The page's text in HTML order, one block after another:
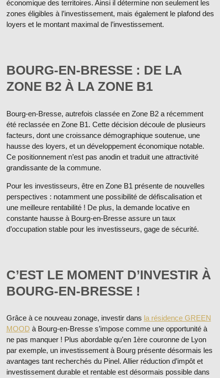
économique des territoires. Ainsi il détermine non seulement les
zones éligibles à l’investissement, mais également le plafond des
loyers et le montant maximal de l’investissement.
BOURG-EN-BRESSE : DE LA
ZONE B2 À LA ZONE B1
Bourg-en-Bresse, autrefois classée en Zone B2 a récemment
été reclassée en Zone B1. Cette décision découle de plusieurs
facteurs, dont une croissance démographique soutenue, une
hausse des loyers, et un développement économique notable.
Ce positionnement n’est pas anodin et traduit une attractivité
grandissante de la commune.
Pour les investisseurs, être en Zone B1 présente de nouvelles
perspectives : notamment une possibilité de défiscalisation et
une meilleure rentabilité ! De plus, la demande locative en
constante hausse à Bourg-en-Bresse assure un taux
d’occupation stable pour les investisseurs, gage de sécurité.
C’EST LE MOMENT D’INVESTIR À
BOURG-EN-BRESSE !
Grâce à ce nouveau zonage, investir dans la résidence GREEN
MOOD à Bourg-en-Bresse s’impose comme une opportunité à
ne pas manquer ! Plus abordable qu’en 1ère couronne de Lyon
par exemple, un investissement à Bourg présente désormais les
avantages tant recherchés du Pinel. Allier réduction d’impôt et
investissement durable et rentable est désormais possible dans